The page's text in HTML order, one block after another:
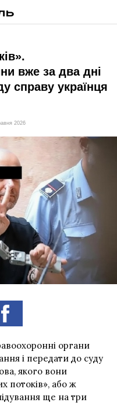
вже за два дні
справу українця
2026
органи
і передати до суду
якого вони
потоків», або ж
ще на три